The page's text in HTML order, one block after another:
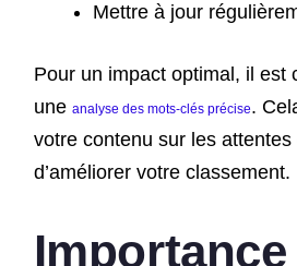
Mettre à jour
Pour un impact optimal, il est
une analyse des mots-clés précise.
votre contenu sur les
d’améliorer votre classement.